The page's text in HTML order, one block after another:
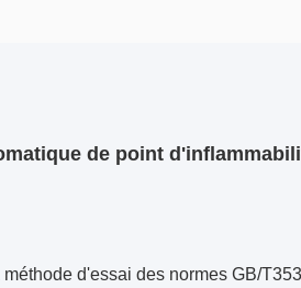
de point
d'essai des normes GB/